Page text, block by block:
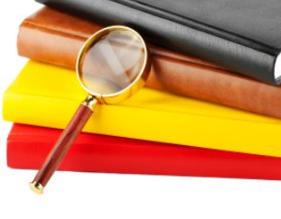
Qui
sommes-
nous ?
S'inscrire à
la
newsletter
Découvrir
l'UNSA
Rémunération
|
OTE et DDI
|
Travail & santé
|
Action sociale
|